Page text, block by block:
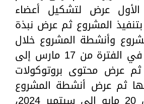
الأول عرض لتشكيل أعضاء
المشروع ثم عرض نبذة
وأنشطة المشروع خلال
الفترة السابقة في الفترة من 17 مارس إلى
19 مايو 2024 ثم عرض محتوى بروتوكولات
ثم عرض أنشطة المشروع